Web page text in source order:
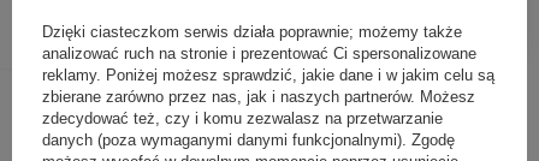
Inni klienci sprawdzali również
Dzięki ciasteczkom serwis działa poprawnie; możemy także
analizować ruch na stronie i prezentować Ci spersonalizowane
reklamy. Poniżej możesz sprawdzić, jakie dane i w jakim celu są
zbierane zarówno przez nas, jak i naszych partnerów. Możesz
zdecydować też, czy i komu zezwalasz na przetwarzanie
danych (poza wymaganymi danymi funkcjonalnymi). Zgodę